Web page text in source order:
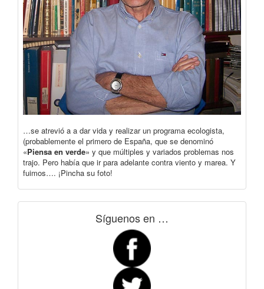
…se atrevió a a dar vida y realizar un programa ecologista,
(probablemente el primero de España, que se denominó
«Piensa en verde» y que múltiples y variados problemas nos
trajo. Pero había que ir para adelante contra viento y marea. Y
fuimos…. ¡Pincha su foto!
Síguenos en …